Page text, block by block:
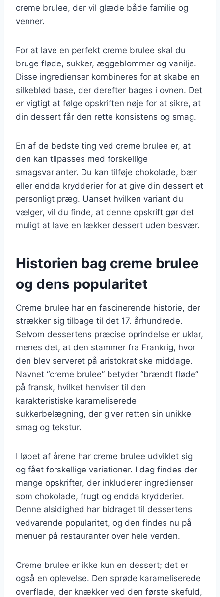
creme brulee, der vil glæde både familie og
venner.
For at lave en perfekt creme brulee skal du
bruge fløde, sukker, æggeblommer og vanilje.
Disse ingredienser kombineres for at skabe en
silkeblød base, der derefter bages i ovnen. Det
er vigtigt at følge opskriften nøje for at sikre, at
din dessert får den rette konsistens og smag.
En af de bedste ting ved creme brulee er, at
den kan tilpasses med forskellige
smagsvarianter. Du kan tilføje chokolade, bær
eller endda krydderier for at give din dessert et
personligt præg. Uanset hvilken variant du
vælger, vil du finde, at denne opskrift gør det
muligt at lave en lækker dessert uden besvær.
Historien bag creme brulee
og dens popularitet
Creme brulee har en fascinerende historie, der
strækker sig tilbage til det 17. århundrede.
Selvom dessertens præcise oprindelse er uklar,
menes det, at den stammer fra Frankrig, hvor
den blev serveret på aristokratiske middage.
Navnet “creme brulee” betyder “brændt fløde”
på fransk, hvilket henviser til den
karakteristiske karameliserede
sukkerbelægning, der giver retten sin unikke
smag og tekstur.
I løbet af årene har creme brulee udviklet sig
og fået forskellige variationer. I dag findes der
mange opskrifter, der inkluderer ingredienser
som chokolade, frugt og endda krydderier.
Denne alsidighed har bidraget til dessertens
vedvarende popularitet, og den findes nu på
menuer på restauranter over hele verden.
Creme brulee er ikke kun en dessert; det er
også en oplevelse. Den sprøde karameliserede
overflade, der knækker ved den første skefuld,